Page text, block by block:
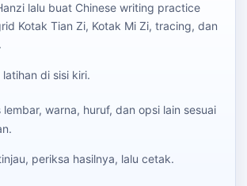
lalu buat Chinese writing practice
Kotak Tian Zi, Kotak Mi Zi, tracing, dan
latihan di sisi kiri.
lembar, warna, huruf, dan opsi lain sesuai
periksa hasilnya, lalu cetak.